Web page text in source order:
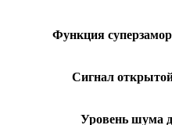
Функция
Сигнал
Уровень шума